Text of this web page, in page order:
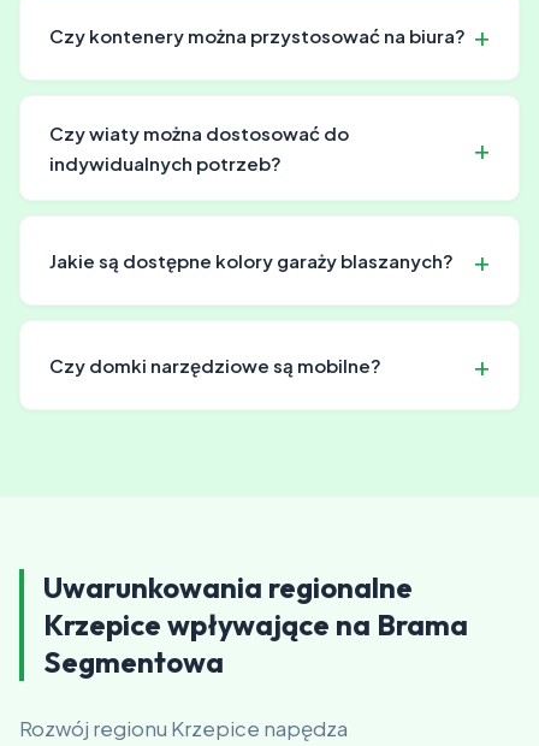
Czy kontenery można przystosować na biura?
Tak, nasze kontenery są wszechstronne i mogą być
funkcjonalne biura.
Czy wiaty można dostosować do
indywidualnych potrzeb?
Nasze wiaty są projektowane z myślą o elastyczności,
specyficznych wymagań klienta.
Jakie są dostępne kolory garaży blaszanych?
Oferujemy szeroką gamę kolorów, dzięki czemu można
indywidualnych preferencji.
Czy domki narzędziowe są mobilne?
Uwarunkowania regionalne
Krzepice wpływające na Brama
Segmentowa
Rozwój regionu Krzepice napędza